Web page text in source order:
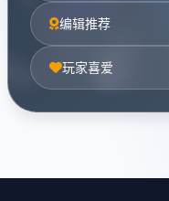
编辑推荐
玩家喜爱